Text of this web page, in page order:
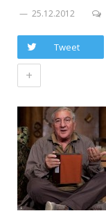
25.12.2012
Tweet
+